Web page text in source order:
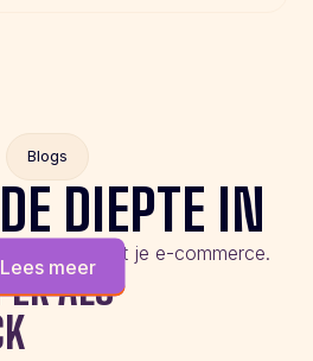
Blogs
DIEPTE IN
de slag met je e-commerce.
Lees meer
ALS